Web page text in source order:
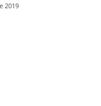
2019